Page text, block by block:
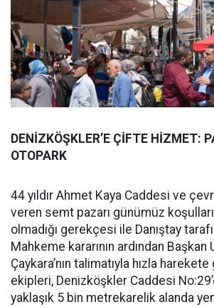
DENİZKÖŞKLER’E ÇİFTE HİZMET:
OTOPARK
44 yıldır Ahmet Kaya Caddesi ve
veren semt pazarı günümüz
olmadığı gerekçesi ile Danıştay
Mahkeme kararının ardından Başkan
Çaykara’nın talimatıyla hızla
ekipleri, Denizköşkler Caddesi
yaklaşık 5 bin metrekarelik alanda